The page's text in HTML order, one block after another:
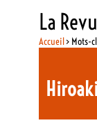
La
Accueil> Mots-